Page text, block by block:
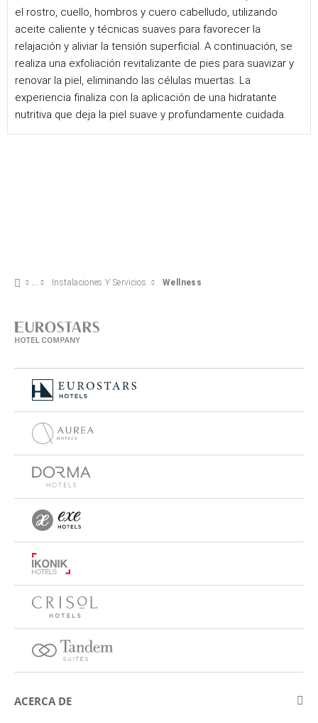
el rostro, cuello, hombros y cuero cabelludo, utilizando
aceite caliente y técnicas suaves para favorecer la
relajación y aliviar la tensión superficial. A continuación, se
realiza una exfoliación revitalizante de pies para suavizar y
renovar la piel, eliminando las células muertas. La
experiencia finaliza con la aplicación de una hidratante
nutritiva que deja la piel suave y profundamente cuidada.
Instalaciones Y Servicios Wellness
ACERCA DE